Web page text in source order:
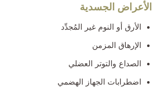
الأعراض الجسدية
الأرق أو النوم غير المُجدِّد
الإرهاق المزمن
الصداع والتوتر العضلي
اضطرابات الجهاز الهضمي